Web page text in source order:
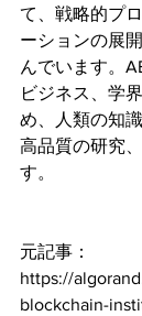
て、戦略的プ
ーションの展
んでいます。
ビジネス、学
め、人類の知
高品質の研究
す。
元記事：
https://
blockchain-